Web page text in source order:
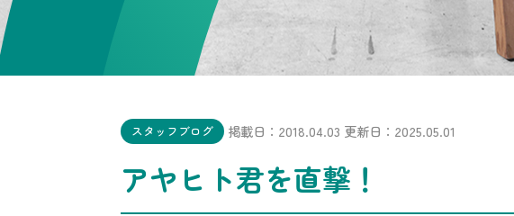
スタッフブログ 掲載日：2018.04.03 更新日：2025.05.01
アヤヒト君を直撃！